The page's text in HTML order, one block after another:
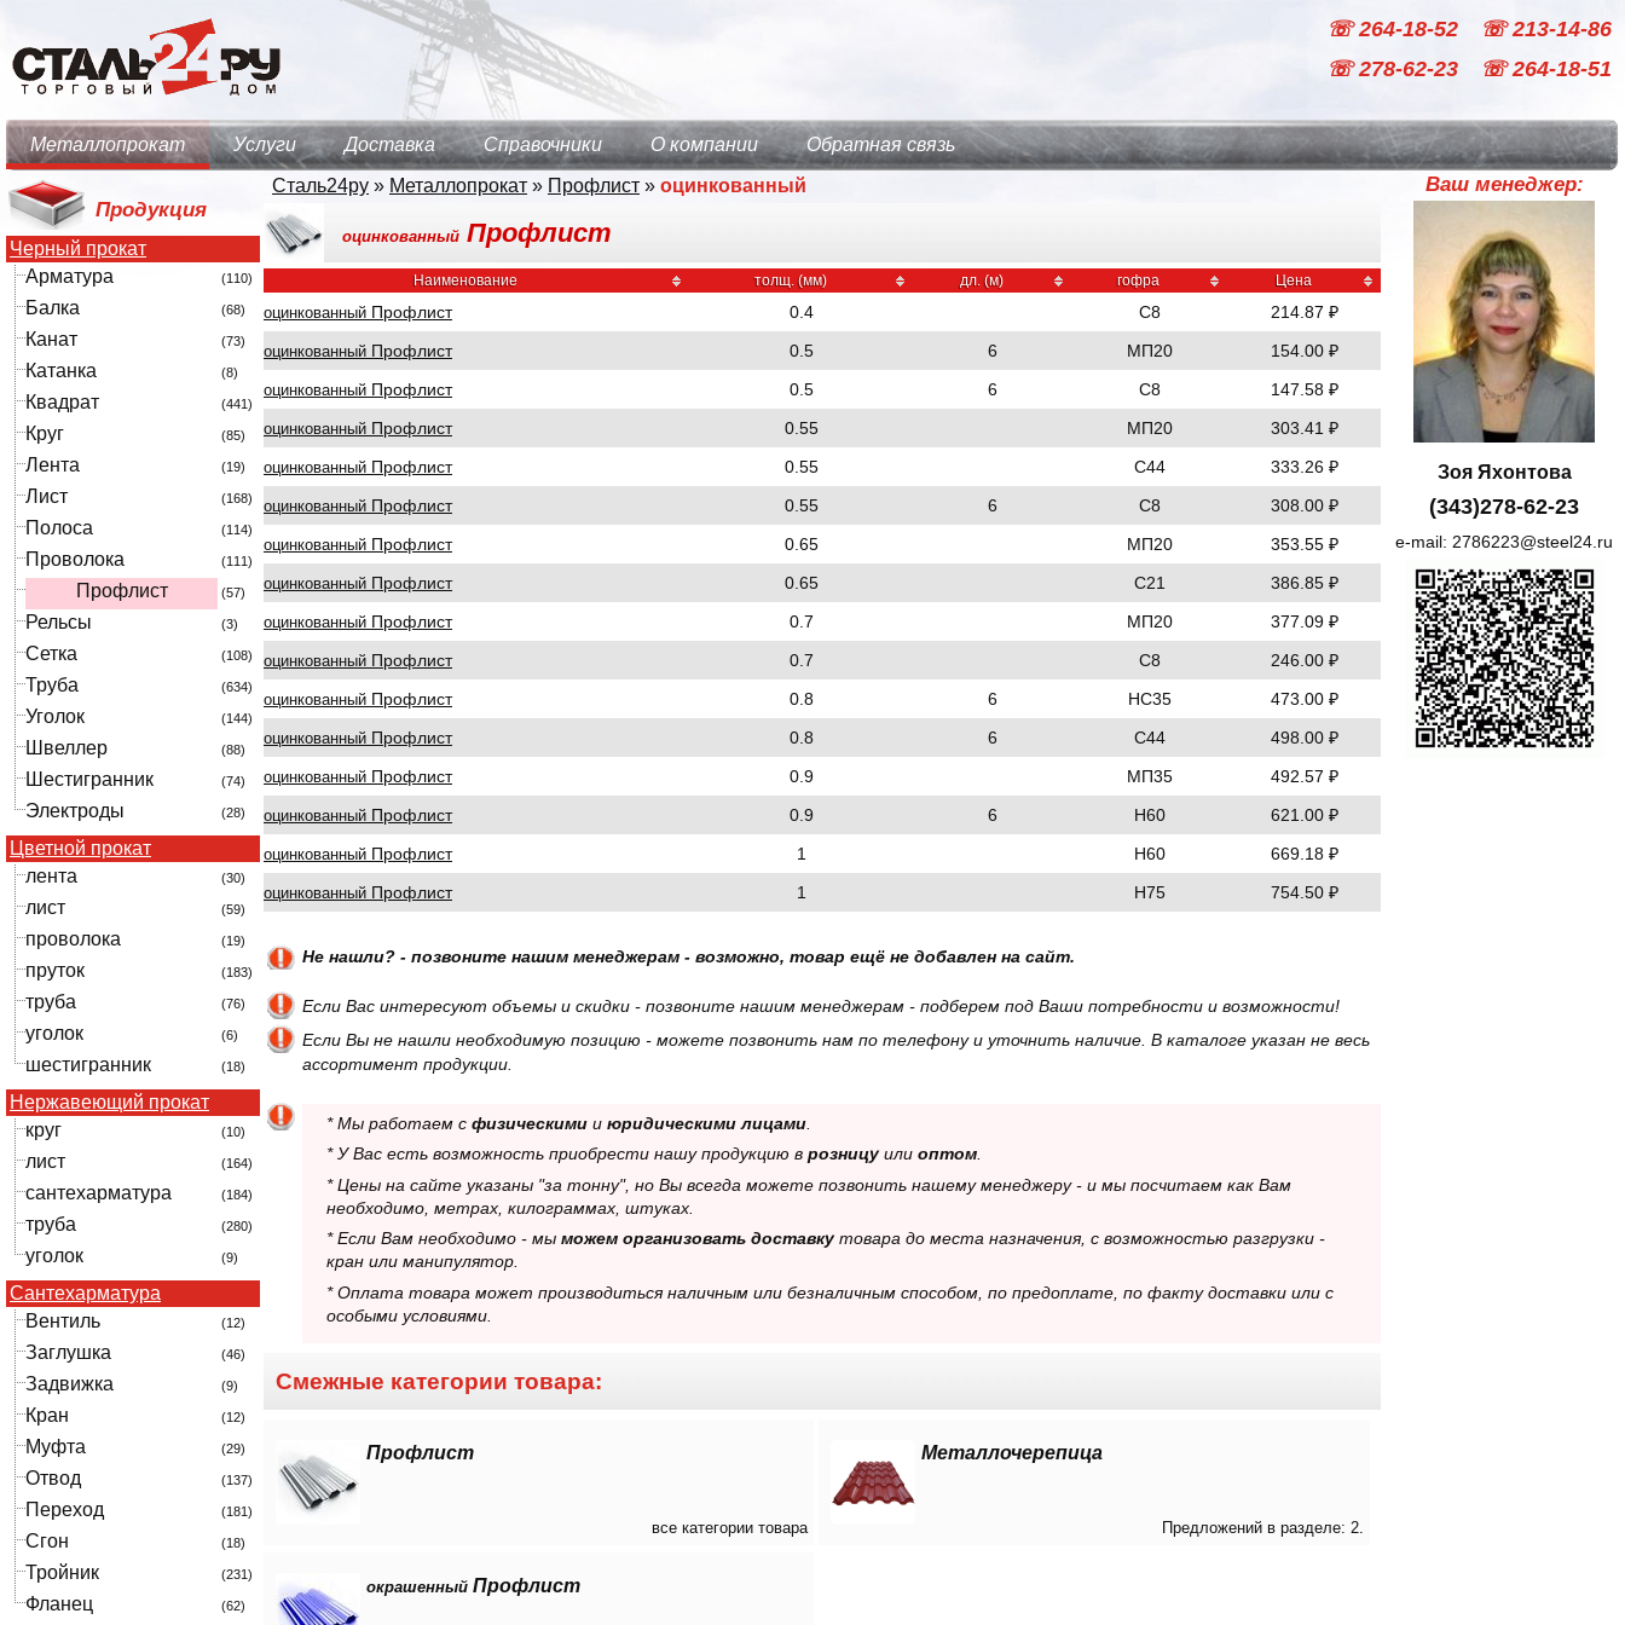
☏ 264-18-52
☏ 213-14-86
☏ 278-62-23
☏ 264-18-51
Металлопрокат Услуги Доставка Справочники О компании Обратная связь
Продукция
Черный прокат
Арматура
(110)
Балка (68)
Канат (73)
Катанка (8)
Квадрат (441)
Круг (85)
Лента (19)
Лист (168)
Полоса (114)
Проволока (111)
Профлист (57)
Рельсы (3)
Сетка (108)
Труба (634)
Уголок (144)
Швеллер (88)
Шестигранник (74)
Электроды (28)
Цветной прокат
лента
(30)
лист (59)
проволока (19)
пруток (183)
труба (76)
уголок (6)
шестигранник (18)
Нержавеющий прокат
круг
(10)
лист (164)
сантехарматура (184)
труба (280)
уголок (9)
Сантехарматура
Вентиль
(12)
Заглушка (46)
Задвижка (9)
Кран (12)
Муфта (29)
Отвод (137)
Переход (181)
Сгон (18)
Тройник (231)
Фланец (62)
Сталь24ру » Металлопрокат » Профлист » оцинкованный
оцинкованный Профлист
Наименование толщ. (мм) дл. (м) гофра Цена
оцинкованный Профлист 0.4 С8 214.87 ₽
оцинкованный Профлист 0.5 6 МП20 154.00 ₽
оцинкованный Профлист 0.5 6 С8 147.58 ₽
оцинкованный Профлист 0.55 МП20 303.41 ₽
оцинкованный Профлист 0.55 С44 333.26 ₽
оцинкованный Профлист 0.55 6 С8 308.00 ₽
оцинкованный Профлист 0.65 МП20 353.55 ₽
оцинкованный Профлист 0.65 С21 386.85 ₽
оцинкованный Профлист 0.7 МП20 377.09 ₽
оцинкованный Профлист 0.7 С8 246.00 ₽
оцинкованный Профлист 0.8 6 НС35 473.00 ₽
оцинкованный Профлист 0.8 6 С44 498.00 ₽
оцинкованный Профлист 0.9 МП35 492.57 ₽
оцинкованный Профлист 0.9 6 Н60 621.00 ₽
оцинкованный Профлист 1 Н60 669.18 ₽
оцинкованный Профлист 1 Н75 754.50 ₽
Не нашли? - позвоните нашим менеджерам - возможно, товар ещё не добавлен на сайт.
Если Вас интересуют объемы и скидки - позвоните нашим менеджерам - подберем под Ваши потребности и возможности!
Если Вы не нашли необходимую позицию - можете позвонить нам по телефону и уточнить наличие. В каталоге указан не весь
ассортимент продукции.
* Мы работаем с физическими и юридическими лицами
* У Вас есть возможность приобрести нашу продукцию в розницуили оптом.
* Цены на сайте указаны "за тонну", но Вы всегда можете позвонить нашему менеджеру - и мы посчитаем как Вам
необходимо, метрах, килограммах, штуках.
* Если Вам необходимо - мы можем организовать доставкутовара до места назначения, с возможностью разгрузки -
кран или манипулятор.
* Оплата товара может производиться наличным или безналичным способом, по предоплате, по факту доставки или с
особыми условиями.
Смежные категории товара:
Профлист
все категории товара
Металлочерепица
Предложений в разделе: 2.
окрашенный Профлист
Ваш менеджер:
Зоя Яхонтова
(343)278-62-23
e-mail: 2786223@steel24.ru